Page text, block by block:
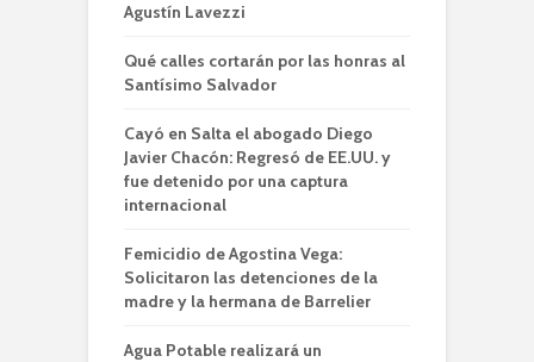
Agustín Lavezzi
Qué calles cortarán por las honras al
Santísimo Salvador
Cayó en Salta el abogado Diego
Javier Chacón: Regresó de EE.UU. y
fue detenido por una captura
internacional
Femicidio de Agostina Vega:
Solicitaron las detenciones de la
madre y la hermana de Barrelier
Agua Potable realizará un